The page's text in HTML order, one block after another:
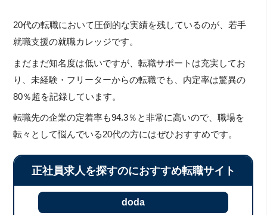
20代の転職において圧倒的な実績を残しているのが、若手
就職支援の就職カレッジです。
まだまだ知名度は低いですが、転職サポートは充実してお
り、未経験・フリーターからの転職でも、内定率は驚異の
80％超を記録しています。
転職先の企業の定着率も94.3％と非常に高いので、職場を
転々として悩んでいる20代の方にはぜひおすすめです。
正社員求人を探すのにおすすめ転職サイト
doda